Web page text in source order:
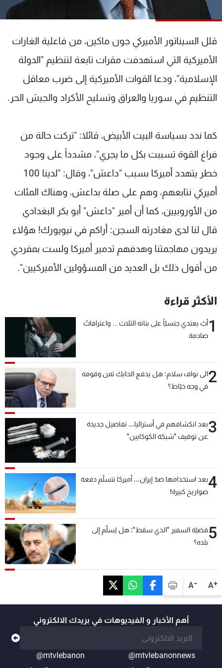
A+
A-
قلل السيناتور الأميركي جون ماكين، من فاعلية الغارات
الأميركية التي استهدفت مقرات تابعة لتنظيم "الدولة
الإسلامية"، ودعا القوات الأميركية إلى ضرب معاقل
التنظيم في سوريا والعراق وتسليح الأكراد والجيش الحر.
كما ندد بسياسة البيت الأبيض، قائلا: "تركت حالة من
فراغ القوة تسببت بكل ما يجري"، مشدداً على وجود
خطر يتهدد أميركا بسبب "داعش"، وقال: "لدينا 100
أميركي نتابعهم، وهم على صلة بداعش، وهناك المئات
من الأوروبيين، كما أن أمير "داعش" أبو بكر البغدادي
قال لنا لدى مغادرته السجن: أراكم في نيويورك! هؤلاء
يريدون مهاجمتنا وهدفهم تدمير أميركا ولست بمفردي
من أقول ذلك بل العديد من المسؤولين الأميركيين".
الأكثر قراءة
1أبٌ يعتدي جنسيّاً على بناته الثلاث… واعترافاتٌ
صادمة
2الى نواف سلام: هل يدفع الحايك ثمن وقوفه
في وجه خيّاط؟
3بعد انكشافهم في أستراليا... تفاصيل جديدة
عن توقيف "شبكة الكوكايين"
4بعد استخدامها ضدّ إيران... أميركا تتسلّم دفعة
صواريخ كبيرة!
5قضيّة السفير "الذي سقط": هل يُسلَّم إلى
بلده؟
أهم الأخبار و الفيديوهات في بريدك الالكتروني
@mtvlebanonnews
@mtvlebanon
شاهد البرامج
الترددات
عن MTV
الإنـتـاج
لاعلاناتكم
وظائف
تواصل معنا
شروط الإسـتخدام